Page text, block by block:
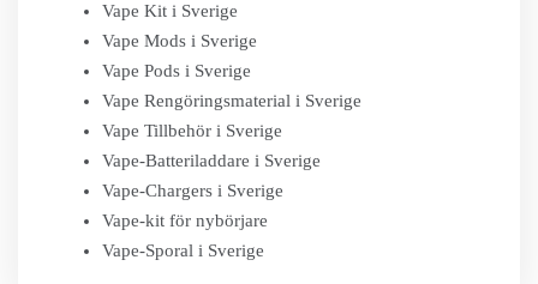
Vape Kit i Sverige
Vape Mods i Sverige
Vape Pods i Sverige
Vape Rengöringsmaterial i Sverige
Vape Tillbehör i Sverige
Vape-Batteriladdare i Sverige
Vape-Chargers i Sverige
Vape-kit för nybörjare
Vape-Sporal i Sverige